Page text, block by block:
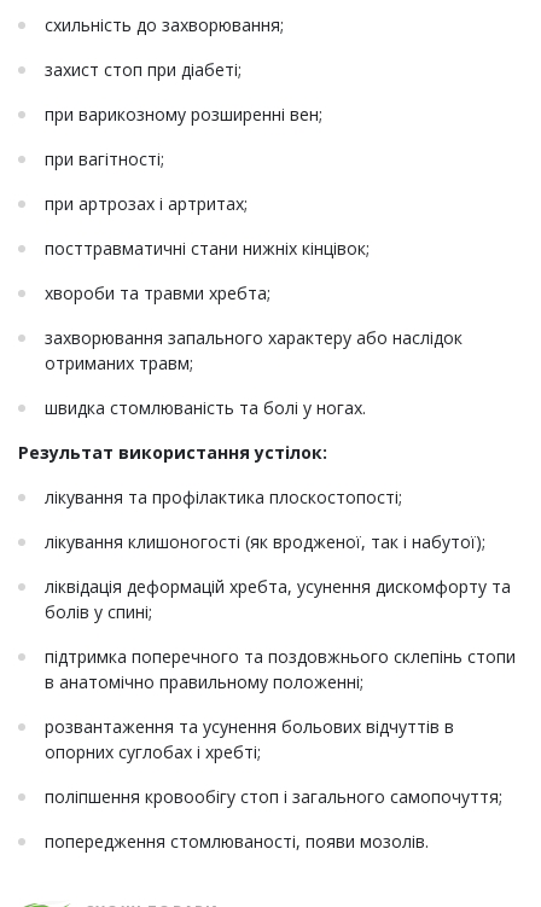
схильність до захворювання;
захист стоп при діабеті;
при варикозному розширенні вен;
при вагітності;
при артрозах і артритах;
посттравматичні стани нижніх кінцівок;
хвороби та травми хребта;
захворювання запального характеру або наслідок
отриманих травм;
швидка стомлюваність та болі у ногах.
Результат використання устілок:
лікування та профілактика плоскостопості;
лікування клишоногості (як вродженої, так і набутої);
ліквідація деформацій хребта, усунення дискомфорту та
болів у спині;
підтримка поперечного та поздовжнього склепінь стопи
в анатомічно правильному положенні;
розвантаження та усунення больових відчуттів в
опорних суглобах і хребті;
поліпшення кровообігу стоп і загального самопочуття;
попередження стомлюваності, появи мозолів.